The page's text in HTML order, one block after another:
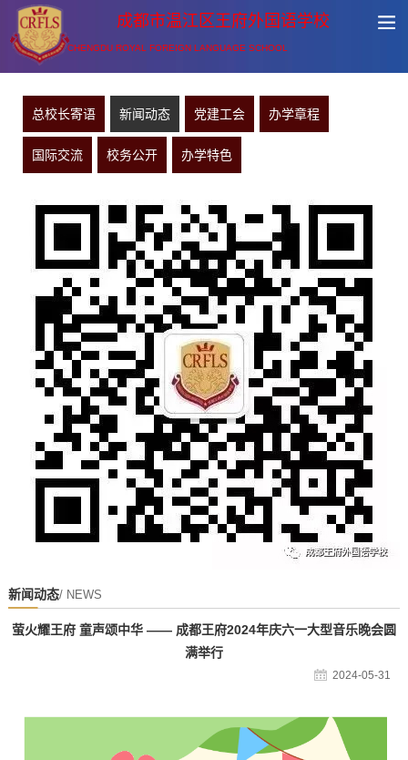
成都市温江区王府外国语学校
CHENGDU ROYAL FOREIGN LANGUAGE SCHOOL
总校长寄语 新闻动态 党建工会 办学章程
国际交流 校务公开 办学特色
新闻动态/ NEWS
萤火耀王府 童声颂中华 —— 成都王府2024年庆六一大型音乐晚会圆
满举行
2024-05-31